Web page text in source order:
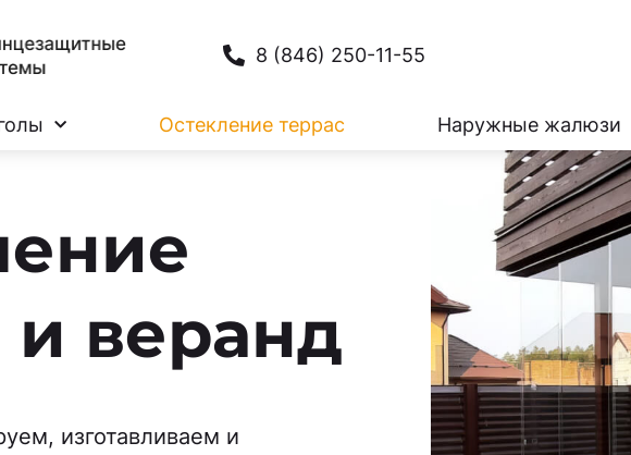
8 (846) 250-11-55
Остекление террас Наружные жалюзи
и веранд
изготавливаем и